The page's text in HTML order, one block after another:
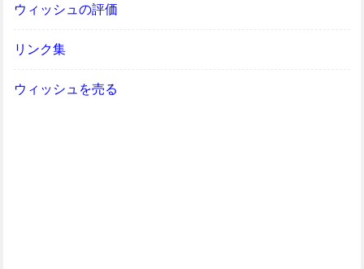
ウィッシュの評価
リンク集
ウィッシュを売る